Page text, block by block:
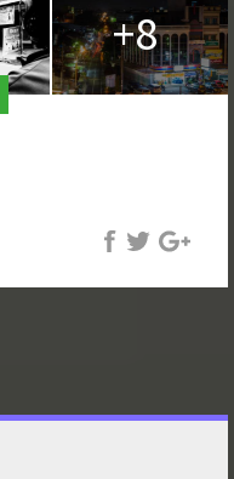
+8